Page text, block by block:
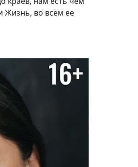
Жизнь, во всём её